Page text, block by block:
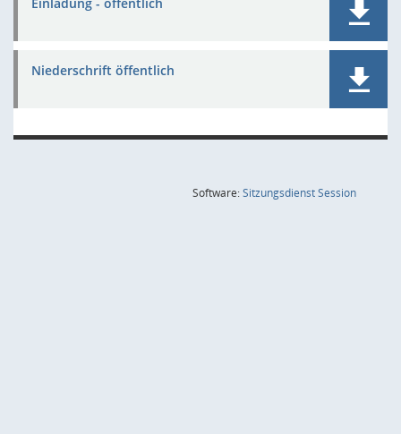
Niederschrift öffentlich
Software:SitzungsdienstSession(Wird in